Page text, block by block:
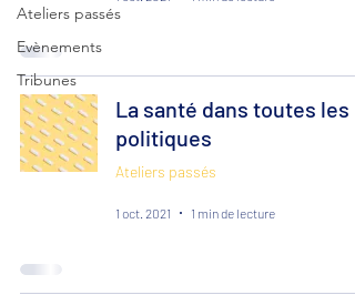
Ateliers passés
Evènements
Tribunes
La santé dans toutes les
politiques
Ateliers passés
1 oct. 2021 1 min de lecture